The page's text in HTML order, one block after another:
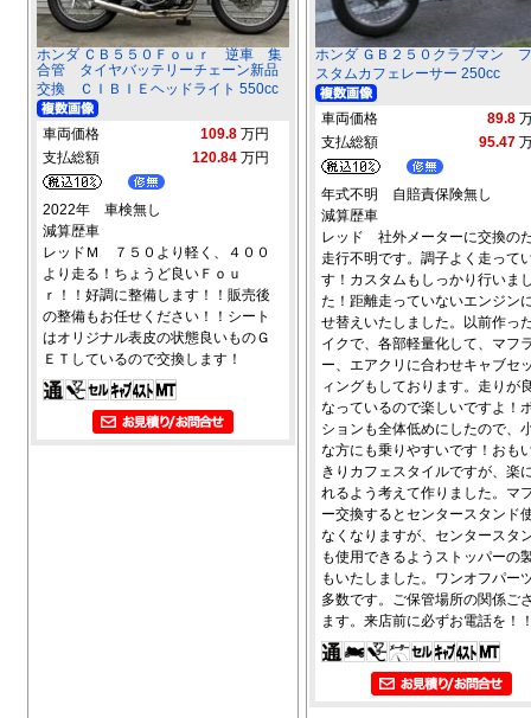
ホンダ ＣＢ５５０Ｆｏｕｒ 逆車 集
合管 タイヤバッテリーチェーン新品
交換 ＣＩＢＩＥヘッドライト 550cc
車両価格 109.8 万円
支払総額
120.84 万円
2022年 車検無し
減算歴車
レッドＭ ７５０より軽く、４００
より走る！ちょうど良いＦｏｕ
ｒ！！好調に整備します！！販売後
の整備もお任せください！！シート
はオリジナル表皮の状態良いものＧ
ＥＴしているので交換します！
ホンダ ＧＢ２５０クラブマン
スタムカフェレーサー 250cc
車両価格 89.8
支払総額
95.47
年式不明 自賠責保険無し
減算歴車
レッド 社外メーターに交換の
走行不明です。調子よく走って
す！カスタムもしっかり行いま
た！距離走っていないエンジン
せ替えいたしました。以前作っ
イクで、各部軽量化して、マフ
ー、エアクリに合わせキャブセ
ィングもしております。走りが
なっているので楽しいですよ！
ションも全体低めにしたので、
な方にも乗りやすいです！おも
きりカフェスタイルですが、楽
れるよう考えて作りました。マ
ー交換するとセンタースタンド
なくなりますが、センタースタ
も使用できるようストッパーの
もいたしました。ワンオフパー
多数です。ご保管場所の関係ご
ます。来店前に必ずお電話を！